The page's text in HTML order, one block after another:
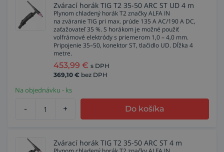
Zvárací horák TIG T2 35-50 ARC ST UD 4 m
Plynom chladený horák T2 značky ALFA IN
na zváranie TIG pri max. prúde 135 A AC/190 A DC,
zaťažovateľ 35 %. S horákom je možné použiť
volfrámové elektródy s priemerom 1,0 – 4,0 mm.
Pripojenie 35–50, konektor ST, tlačidlo UD. Dĺžka 4
metre.
453,99 € s DPH
369,10 € bez DPH
Na objednávku - ks
- + Do košíka
Zvárací horák TIG T2 35-50 ARC ST 4 m